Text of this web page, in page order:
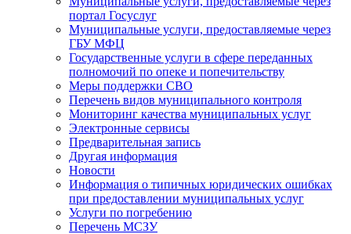
портал Госуслуг
Муниципальные услуги, предоставляемые через
ГБУ МФЦ
Государственные услуги в сфере переданных
полномочий по опеке и попечительству
Меры поддержки СВО
Перечень видов муниципального контроля
Мониторинг качества муниципальных услуг
Электронные сервисы
Предварительная запись
Другая информация
Новости
Информация о типичных юридических ошибках
при предоставлении муниципальных услуг
Услуги по погребению
Перечень МСЗУ